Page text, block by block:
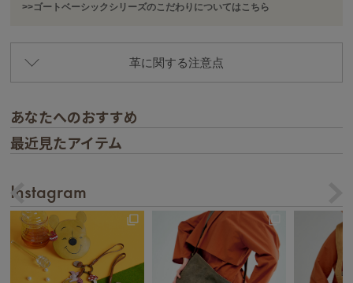
>>ゴートベーシックシリーズのこだわりについてはこちら
革に関する注意点
あなたへのおすすめ
最近見たアイテム
Instagram